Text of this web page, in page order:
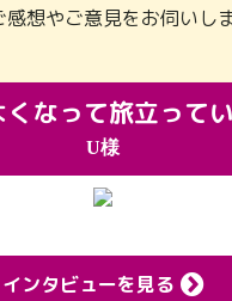
想やご意見をお伺いし
U様
インタビューを見る